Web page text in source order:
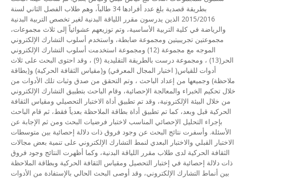
بطريقة قصدية بلغ عدد أفرادها 34 طالباً، وهم طلاب الفصل الثاني لسنة
2015/2016 الذين يدرسون مقرر اللياقة البدنية لغير تخصص التربية البدنية
والرياضة في كلية التربية الأساسية، وتم توزيعهم عشوائياً إلى ثلاث مجموعات،
مجموعتين تجريبيتين ومجموعة ضابطة، واستخدم أسلوب التشارك الإلكتروني
الموجه مع مجموعة (12) ومجموعة استخدمت أسلوب التشارك الإلكتروني
الحر(13) ، ومجموعة درست بالطريقة التقليدية (9) ، وقد احتوى البحث على ثلاث
أدوات للقياس( اختبار المجال المعرفي) و(مقياس الثقافة الحركية) و(بطاقة
ملاحظة) وجميعها من إعداد الباحث ، وتم التحقق من صدق وثبات تلك الأدوات من
خلال تحكيم الخبراء والمعالجة الإحصائية، وقام الباحث بتطبيق التشارك الإلكتروني
من خلال البيئة الإلكترونية، وقد تم تطبيق أداة الاختبار التحصيلي ومقياس الثقافة
الحركية قبل وبعد، كما تم تطبيق أداة بطاقة الملاحظة بعدياً فقط، ثم قام الباحث
بإجراء التحليل الإحصائي المناسب لاختبار فرضيات البحث ومن ثم الإجابة عن
الأسئلة. وأسفرت نتائج البحث عن وجود فروق ذات دلالة إحصائية بين متوسطات
الاختبار القبلي والاختبار البعدي لنمط التشارك الإلكتروني على تنمية بعض مجالات
الثقافة الحركية لدى طلاب مقرر اللياقة البدنية، وكما أظهرت النتائج وجود فروق
ذات دلالة إحصائية في إختبار التحصيل ومقياس الثقافة الحركية وبطاقة الملاحظة
بين أنماط التشارك الإلكتروني، وقد أوصى البحث الحالي بالإستفادة من الأدوات